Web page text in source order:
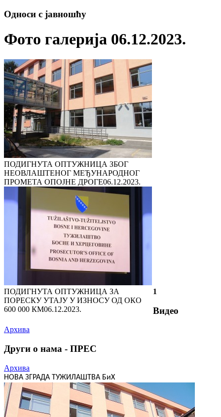
Односи с јавношћу
Фото галерија 06.12.2023.
ПОДИГНУТА ОПТУЖНИЦА ЗБОГ
НЕОВЛАШТЕНОГ МЕЂУНАРОДНОГ
ПРОМЕТА ОПОЈНЕ ДРОГЕ06.12.2023.
ПОДИГНУТА ОПТУЖНИЦА ЗА
ПОРЕСКУ УТАЈУ У ИЗНОСУ ОД ОКО
600 000 КМ06.12.2023.
1
Видео
Архива
Други о нама - ПРЕС
Архива
НОВА ЗГРАДА ТУЖИЛАШТВА БиХ